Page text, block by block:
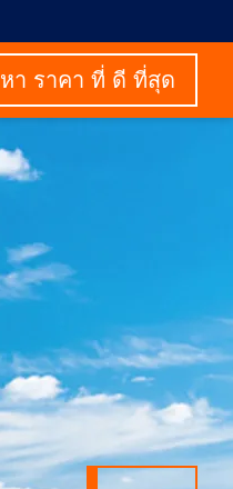
หา ราคา ที่ ดี ที่สุด